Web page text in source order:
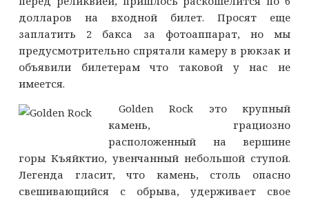
долларов на входной билет. Просят еще
заплатить 2 бакса за фотоаппарат, но мы
предусмотрительно спрятали камеру в рюкзак и
объявили билетерам что таковой у нас не
имеется.
Golden Rock это крупный
камень, грациозно
расположенный на вершине
горы Къяйктио, увенчанный небольшой ступой.
Легенда гласит, что камень, столь опасно
свешивающийся с обрыва, удерживает свое